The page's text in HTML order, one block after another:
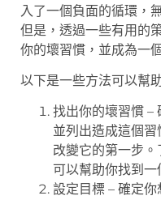
入了一個負面的循環，
但是，透過一些有用的
你的壞習慣，並成為一
以下是一些方法可以幫
找出你的壞習慣 –
並列出造成這個
改變它的第一步。
可以幫助你找到一
設定目標 – 確定